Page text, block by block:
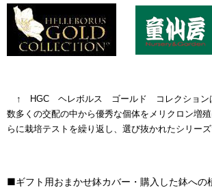
↑
HGC ヘレボルス ゴールド コレクション
数多くの交配の中から優秀な個体をメリクロン増
らに栽培テストを繰り返し、選び抜かれたシリーズ
■ギフト用おまかせ鉢カバー・購入した鉢への